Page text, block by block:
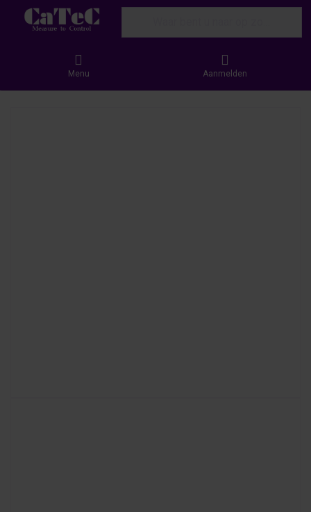
Menu Aanmelden